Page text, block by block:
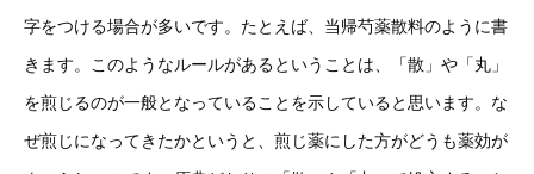
字をつける場合が多いです。たとえば、当帰芍薬散料のように書
きます。このようなルールがあるということは、「散」や「丸」
を煎じるのが一般となっていることを示していると思います。な
ぜ煎じになってきたかというと、煎じ薬にした方がどうも薬効が